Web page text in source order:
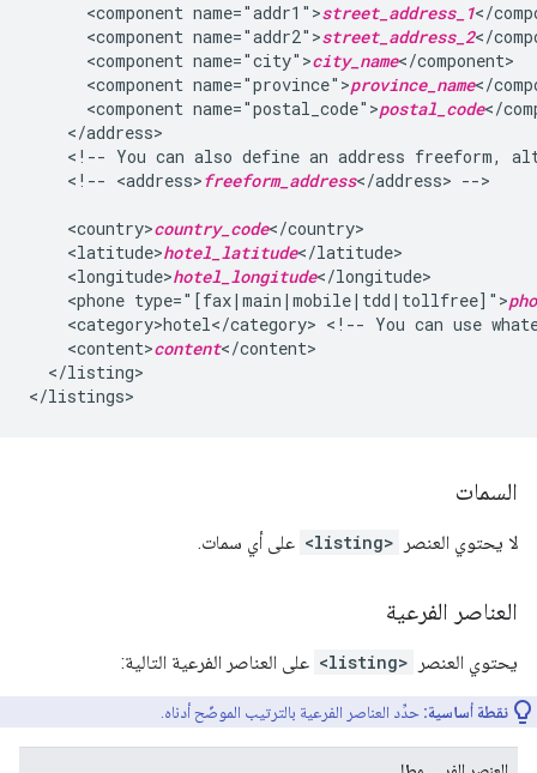
<component name="addr1">street_address_1
<component name="addr2">street_address_2
<component name="city">city_name
<component name="province">province_name
<component name="postal_code">postal_code
<!-- You can also define an address freeform,
<!-- <address>freeform_address</address> -->
<country>country_code
<latitude>hotel_latitude
<longitude>hotel_longitude
<phone type="[fax|main|mobile|tdd|tollfree]">
<category>hotel</category> <!-- You can use
<content>content
</listing>
السمات
لا يحتوي العنصر <listing> على أي سمات.
العناصر الفرعية
يحتوي العنصر <listing> على العناصر الفرعية التالية:
نقطة أساسية: حدِّد العناصر الفرعية بالترتيب الموضّح أدناه.